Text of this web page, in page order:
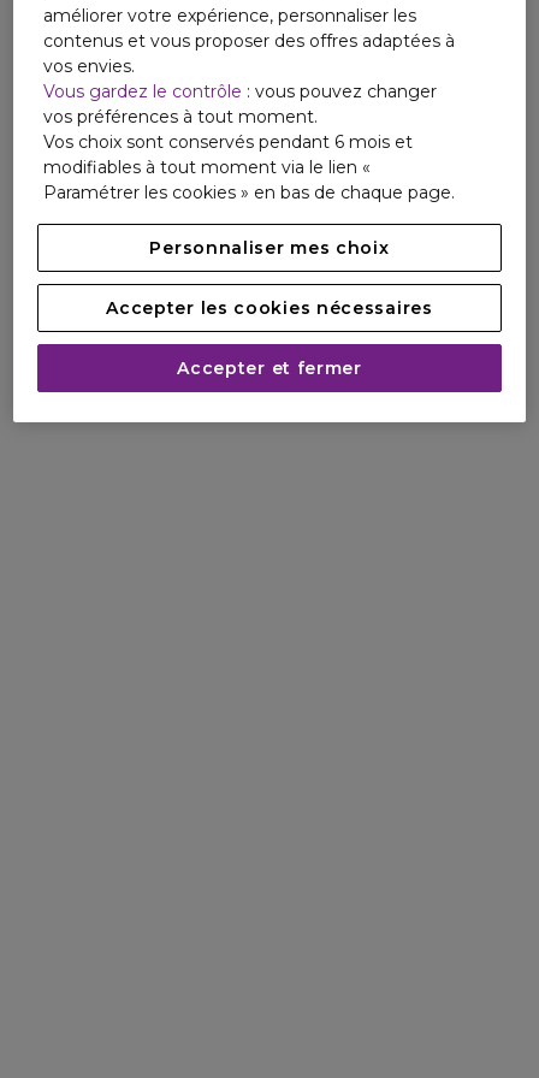
améliorer votre expérience, personnaliser les
contenus et vous proposer des offres adaptées à
vos envies.
Vous gardez le contrôle : vous pouvez changer
vos préférences à tout moment.
Vos choix sont conservés pendant 6 mois et
modifiables à tout moment via le lien «
Paramétrer les cookies » en bas de chaque page.
Personnaliser mes choix
Accepter les cookies nécessaires
Accepter et fermer